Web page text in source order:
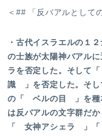
＜## 「反バアルとして
・古代イスラエルの１
の士族が太陽神バアル
ラを否定した。そし
識 」を否定した。そし
の「 ベルの目 」を種
は反バアルの文字群だ
「 女神アシェラ 」